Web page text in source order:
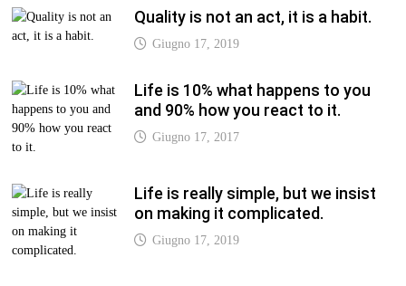
Quality is not an act, it is a habit.
Giugno 17, 2019
Life is 10% what happens to you
and 90% how you react to it.
Giugno 17, 2017
Life is really simple, but we insist
on making it complicated.
Giugno 17, 2019